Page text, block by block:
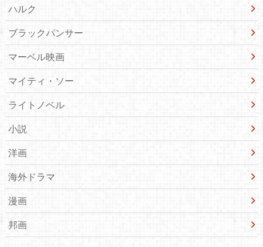
ハルク
ブラックパンサー
マーベル映画
マイティ・ソー
ライトノベル
小説
洋画
海外ドラマ
漫画
邦画